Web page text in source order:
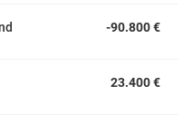
-90.800 €
23.400 €